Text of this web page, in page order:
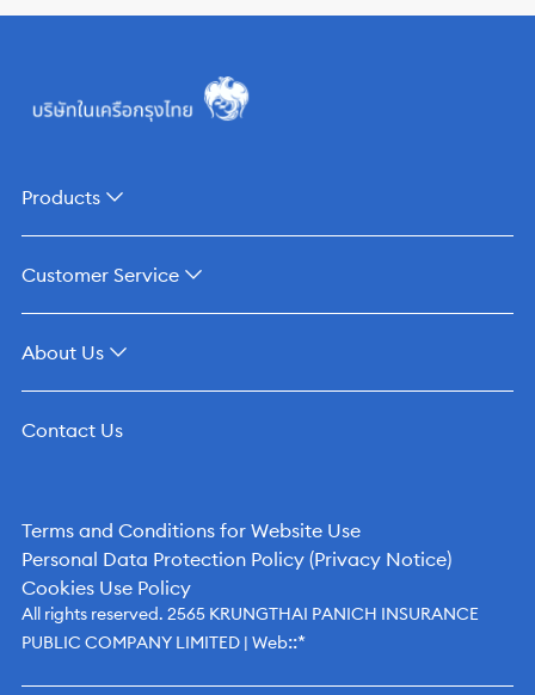
Products
Customer Service
About Us
Contact Us
Terms and Conditions for Website Use
Personal Data Protection Policy (Privacy Notice)
Cookies Use Policy
All rights reserved. 2565 KRUNGTHAI PANICH INSURANCE
PUBLIC COMPANY LIMITED | Web::*